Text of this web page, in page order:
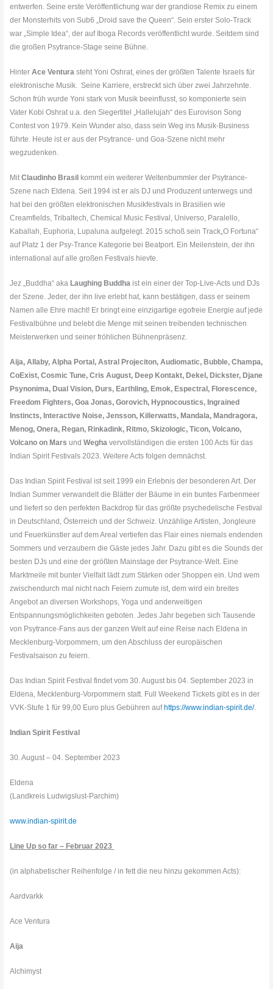
entwerfen. Seine erste Veröffentlichung war der grandiose Remix zu einem
der Monsterhits von Sub6 „Droid save the Queen“. Sein erster Solo-Track
war „Simple Idea“, der auf Iboga Records veröffentlicht wurde. Seitdem sind
die großen Psytrance-Stage seine Bühne.
HinterAce Ventura steht Yoni Oshrat, eines der größten Talente Israels für
elektronische Musik. Seine Karriere, erstreckt sich über zwei Jahrzehnte.
Schon früh wurde Yoni stark von Musik beeinflusst, so komponierte sein
Vater Kobi Oshrat u.a. den Siegertitel „Hallelujah“ des Eurovison Song
Contest von 1979. Kein Wunder also, dass sein Weg ins Musik-Business
führte. Heute ist er aus der Psytrance- und Goa-Szene nicht mehr
wegzudenken.
MitClaudinho Brasil kommt ein weiterer Weltenbummler der Psytrance-
Szene nach Eldena. Seit 1994 ist er als DJ und Produzent unterwegs und
hat bei den größten elektronischen Musikfestivals in Brasilien wie
Creamfields, Tribaltech, Chemical Music Festival, Universo, Paralello,
Kaballah, Euphoria, Lupaluna aufgelegt. 2015 schoß sein Track„O Fortuna“
auf Platz 1 der Psy-Trance Kategorie bei Beatport. Ein Meilenstein, der ihn
international auf alle großen Festivals hievte.
Jez „Buddha“ aka Laughing Buddha ist ein einer der Top-Live-Acts und DJs
der Szene. Jeder, der ihn live erlebt hat, kann bestätigen, dass er seinem
Namen alle Ehre macht! Er bringt eine einzigartige egofreie Energie auf jede
Festivalbühne und belebt die Menge mit seinen treibenden technischen
Meisterwerken und seiner fröhlichen Bühnenpräsenz.
Aija, Allaby, Alpha Portal, Astral Projeciton, Audiomatic, Bubble, Champa,
CoExist, Cosmic Tune, Cris August, Deep Kontakt, Dekel, Dickster, Djane
Psynonima, Dual Vision, Durs, Earthling, Emok, Espectral, Florescence,
Freedom Fighters, Goa Jonas, Gorovich, Hypnocoustics, Ingrained
Instincts, Interactive Noise, Jensson, Killerwatts, Mandala, Mandragora,
Menog, Onera, Regan, Rinkadink, Ritmo, Skizologic, Ticon, Volcano,
Volcano on Marsund Weghavervollständigen die ersten 100 Acts für das
Indian Spirit Festivals 2023. Weitere Acts folgen demnächst.
Das Indian Spirit Festival ist seit 1999 ein Erlebnis der besonderen Art. Der
Indian Summer verwandelt die Blätter der Bäume in ein buntes Farbenmeer
und liefert so den perfekten Backdrop für das größte psychedelische Festival
in Deutschland, Österreich und der Schweiz. Unzählige Artisten, Jongleure
und Feuerkünstler auf dem Areal vertiefen das Flair eines niemals endenden
Sommers und verzaubern die Gäste jedes Jahr. Dazu gibt es die Sounds der
besten DJs und eine der größten Mainstage der Psytrance-Welt. Eine
Marktmeile mit bunter Vielfalt lädt zum Stärken oder Shoppen ein. Und wem
zwischendurch mal nicht nach Feiern zumute ist, dem wird ein breites
Angebot an diversen Workshops, Yoga und anderweitigen
Entspannungsmöglichkeiten geboten. Jedes Jahr begeben sich Tausende
von Psytrance-Fans aus der ganzen Welt auf eine Reise nach Eldena in
Mecklenburg-Vorpommern, um den Abschluss der europäischen
Festivalsaison zu feiern.
Das Indian Spirit Festival findet vom 30. August bis 04. September 2023 in
Eldena, Mecklenburg-Vorpommern statt. Full Weekend Tickets gibt es in der
VVK-Stufe 1 für 99,00 Euro plus Gebühren auf https://www.indian-spirit.de/.
Indian Spirit Festival
30. August – 04. September 2023
Eldena
(Landkreis Ludwigslust-Parchim)
www.indian-spirit.de
Line Up so far – Februar 2023
(in alphabetischer Reihenfolge / in fett die neu hinzu gekommen Acts):
Aardvarkk
Ace Ventura
Aija
Alchimyst